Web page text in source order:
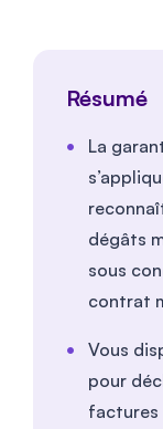
Résumé
La
dégâts
sous
contrat
Vous
pour
factures